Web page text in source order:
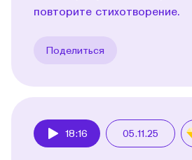
повторите стихотворение.
Поделиться
18:16 05.11.25